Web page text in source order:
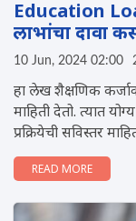
Education
लाभांचा दावा
10 Jun, 2024 02:00
हा लेख शैक्षणिक
माहिती देतो. त्यात
प्रक्रियेची सविस्तर
READ MORE